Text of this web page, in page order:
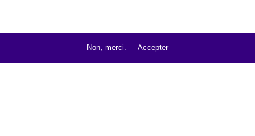
Non, merci. Accepter